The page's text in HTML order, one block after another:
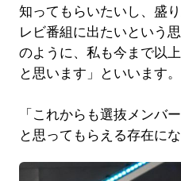
知ってもらいたいし、盛
レビ番組に出たいという
のように、私も今まで以
と思います」といいます。
「これからも選抜メンバ
と思ってもらえる存在にな